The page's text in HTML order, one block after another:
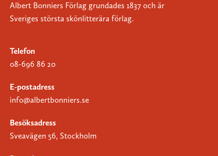
Albert Bonniers Förlag grundades 1837 och är
Sveriges största skönlitterära förlag.
Telefon
08-696 86 20
E-postadress
info@albertbonniers.se
Besöksadress
Sveavägen 56, Stockholm